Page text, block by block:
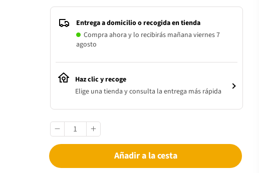
Entrega a domicilio o recogida en tienda
Compra ahora y lo recibirás mañana viernes 7
agosto
Haz clic y recoge
Elige una tienda y consulta la entrega más rápida
Añadir a la cesta